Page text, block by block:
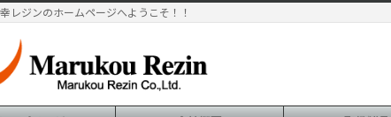
レジンのホームページへようこそ！！